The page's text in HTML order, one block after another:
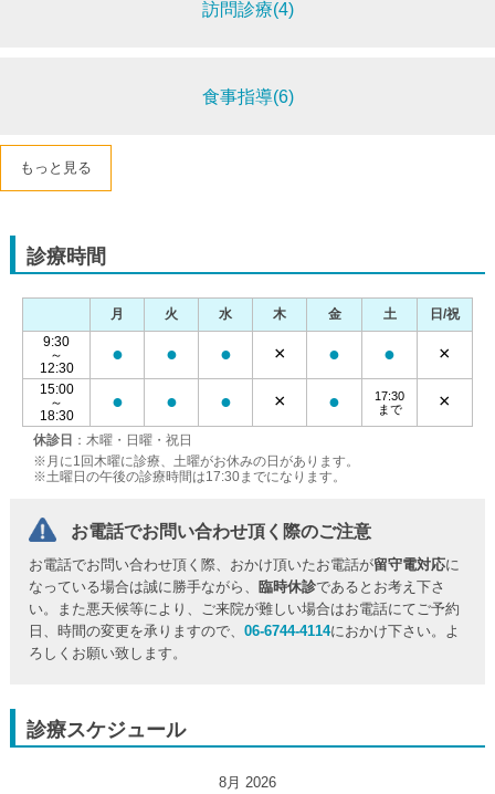
訪問診療(4)
食事指導(6)
もっと見る
診療時間
休診日 ：木曜・日曜・祝日
※月に1回木曜に診療、土曜がお休みの日があります。
※土曜日の午後の診療時間は17:30までになります。
月 火 水 木 金 土
日/祝
9:30
～
12:30
● ● ● × ● ● ×
15:00
～
18:30
● ● ● × ●
17:30
まで
×
お電話でお問い合わせ頂く際のご注意
お電話でお問い合わせ頂く際、おかけ頂いたお電話が留守電対応に
なっている場合は誠に勝手ながら、
臨時休診であるとお考え下さ
い。また悪天候等により、ご来院が難しい場合はお電話にてご予約
日、時間の変更を承りますので、06-6744-4114におかけ下さい。よ
ろしくお願い致します。
診療スケジュール
8月 2026